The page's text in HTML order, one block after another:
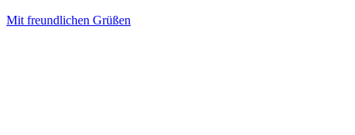
Mit freundlichen Grüßen